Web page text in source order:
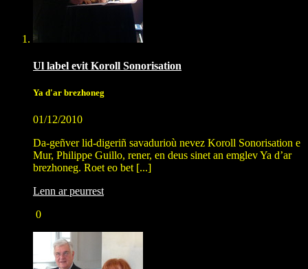
Ul label evit Koroll Sonorisation
Ya d'ar brezhoneg
01/12/2010
Da-geñver lid-digeriñ savadurioù nevez Koroll Sonorisation e
Mur, Philippe Guillo, rener, en deus sinet an emglev Ya d’ar
brezhoneg. Roet eo bet [...]
Lenn ar peurrest
0